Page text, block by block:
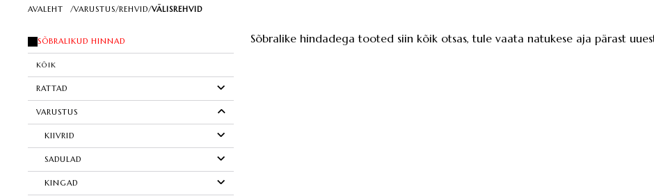
AVALEHT /VARUSTUS/REHVID/VÄLISREHVID
SÕBRALIKUD HINNAD
KÕIK
RATTAD
VARUSTUS
KIIVRID
SADULAD
KINGAD
Sõbralike hindadega tooted siin kõik otsas, tule vaata natukese aja pärast